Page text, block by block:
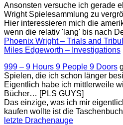
Ansonsten versuche ich gerade
Wright Spielesammlung zu
Hier interessieren mich die
wenn die relativ 'lang' bis nach
Phoenix Wright – Trials and
Miles Edgeworth – Investigations
999 – 9 Hours 9 People 9 Doors
Spielen, die ich schon länger
Eigentlich habe ich mittlerweile
Bücher… [PLS GUYS]
Das einzige, was ich mir
kaufen wollte ist die
letzte Drachenauge